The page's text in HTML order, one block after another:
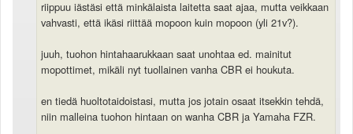
riippuu iästäsi että minkälaista laitetta saat ajaa, mutta veikkaan
vahvasti, että ikäsi riittää mopoon kuin mopoon (yli 21v?).
juuh, tuohon hintahaarukkaan saat unohtaa ed. mainitut
mopottimet, mikäli nyt tuollainen vanha CBR ei houkuta.
en tiedä huoltotaidoistasi, mutta jos jotain osaat itsekkin tehdä,
niin malleina tuohon hintaan on wanha CBR ja Yamaha FZR.